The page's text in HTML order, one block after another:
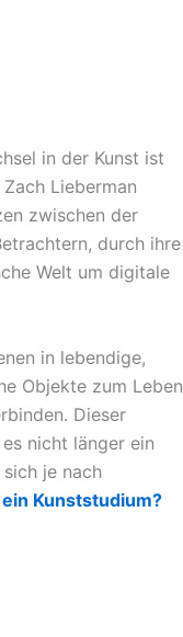
in der Kunst ist
Lieberman
zwischen der
durch ihre
Welt um digitale
in lebendige,
Objekte zum Leben
Dieser
nicht länger ein
je nach
Kunststudium?